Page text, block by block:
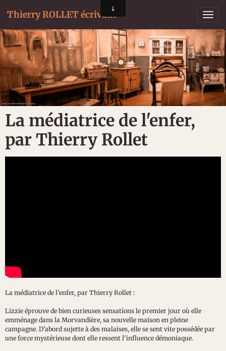
Thierry ROLLET écrivain
La médiatrice de l'enfer,
par Thierry Rollet
La médiatrice de l'enfer, par Thierry Rollet :
Lizzie éprouve de bien curieuses sensations le premier jour où elle
emménage dans la Morvandière, sa nouvelle maison en pleine
campagne. D'abord sujette à des malaises, elle se sent vite possédée par
une force mystérieuse dont elle ressent l'influence démoniaque.